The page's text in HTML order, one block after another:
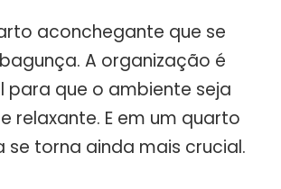
aconchegante que se
A organização é
para que o ambiente seja
relaxante. E em um quarto
se torna ainda mais crucial.